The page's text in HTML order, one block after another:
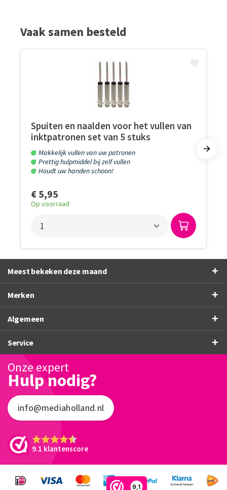
9,1
Vaak samen besteld
Spuiten en naalden voor het vullen van
inktpatronen set van 5 stuks
Makkelijk vullen van uw patronen
Prettig hulpmiddel bij zelf vullen
Houdt uw handen schoon!
€ 5,95
Op voorraad
Meest bekeken deze maand
Merken
Algemeen
Service
Onze expert
Hulp nodig?
info@mediaholland.nl
9.1 klantenscore